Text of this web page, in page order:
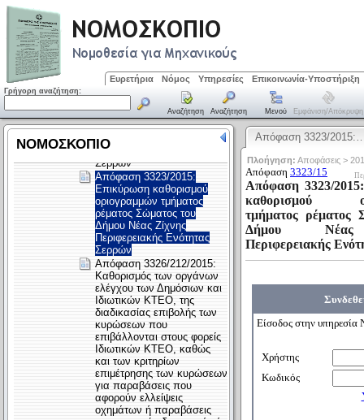
Ευρετήρια Νόμος Υπηρεσίες Επικοινωνία-Υποστήριξη
Γρήγορη αναζήτηση:
Αναζήτηση Αναζήτηση Μενού Εμφάνιση/απόκρυψη
Απόφαση 3323/